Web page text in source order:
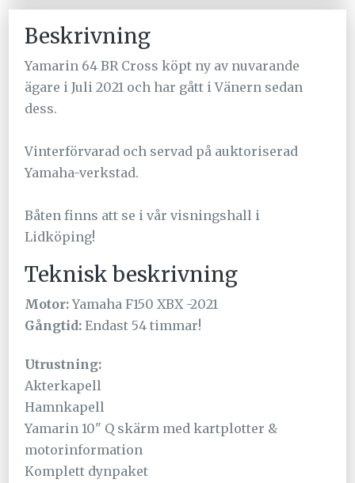
Beskrivning
Yamarin 64 BR Cross köpt ny av nuvarande
ägare i Juli 2021 och har gått i Vänern sedan
dess.
Vinterförvarad och servad på auktoriserad
Yamaha-verkstad.
Båten finns att se i vår visningshall i
Lidköping!
Teknisk beskrivning
Motor:Yamaha F150 XBX -2021
Gångtid: Endast 54 timmar!
Utrustning:
Akterkapell
Hamnkapell
Yamarin 10" Q skärm med kartplotter &
motorinformation
Komplett dynpaket